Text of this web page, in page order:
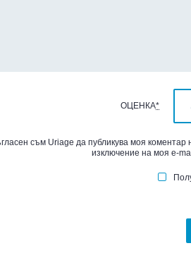
ОЦЕНКА*
съм Uriage да публикува моя коментар
изключение на моя e-